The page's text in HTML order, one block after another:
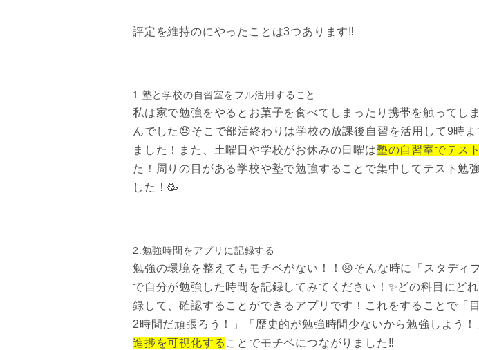
評定を維持のにやったことは3つあります‼️
1.塾と学校の自習室をフル活用すること
私は家で勉強をやるとお菓子を食べてしまったり携帯を触ってし
んでした😓そこで部活終わりは学校の放課後自習を活用して9時
ました！また、土曜日や学校がお休みの日曜は塾の自習室でテス
た！周りの目がある学校や塾で勉強することで集中してテスト勉
した！🥳
2.勉強時間をアプリに記録する
勉強の環境を整えてもモチベがない！！😣そんな時に「スタディ
で自分が勉強した時間を記録してみてください！✨どの科目にど
録して、確認することができるアプリです！これをすることで「
2時間だ頑張ろう！」「歴史的が勉強時間少ないから勉強しよう！
進捗を可視化する ことでモチベにつながりました‼️